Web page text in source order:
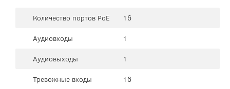
Количество портов PoE
16
Аудиовходы
1
Аудиовыходы
1
Тревожные входы
16